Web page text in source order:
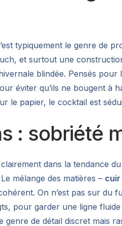
typiquement le genre de
et surtout une
blindée. Pensés
éviter qu’ils ne bougent à
le papier, le cocktail est
: sobriété
dans la tendance
mélange des matières – cuir
On n’est pas sur du
pour garder une ligne
genre de détail discret